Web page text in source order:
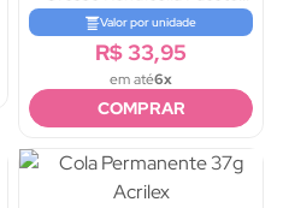
500g
Valor por unidade
R$ 33,95
em até6x
COMPRAR